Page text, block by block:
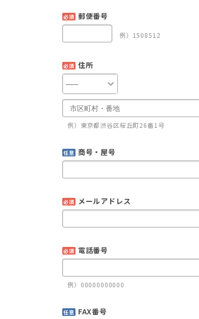
必須 郵便番号
例）1508512
必須 住所
例）東京都渋谷区桜丘町26番1号
任意 商号・屋号
必須 メールアドレス
必須 電話番号
例）00000000000
任意 FAX番号